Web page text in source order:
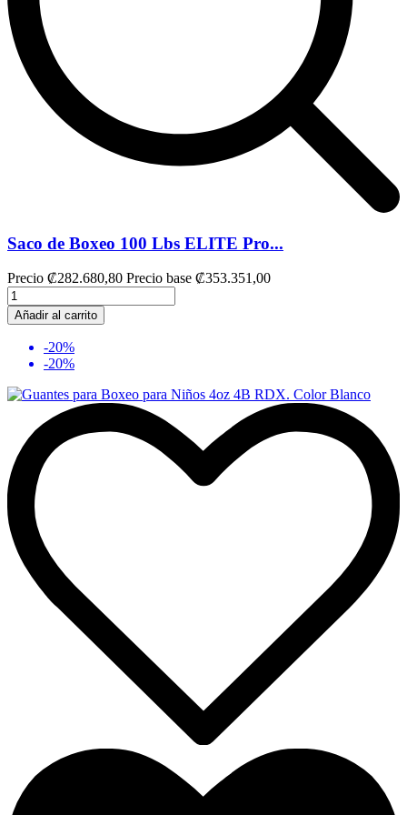
Saco de Boxeo 100 Lbs ELITE Pro...
Precio ₡282.680,80 Precio base ₡353.351,00
Añadir al carrito
-20%
-20%